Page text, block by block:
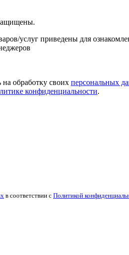
услуг приведены для
обработку своих персональных
конфиденциальности.
в соответствии с Политикой